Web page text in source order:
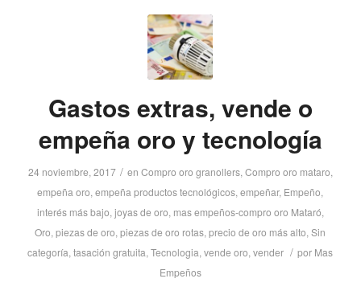
Gastos extras, vende o
empeña oro y tecnología
24 noviembre, 2017 / en Compro oro granollers, Compro oro mataro,
empeña oro,empeña productos tecnológicos,empeñar, Empeño,
interés más bajo, joyas de oro, mas empeños-compro oro Mataró,
Oro,piezas de oro,piezas de oro rotas,precio de oro más alto,Sin
categoría,tasación gratuita,Tecnologia,vende oro,vender / por Mas
Empeños